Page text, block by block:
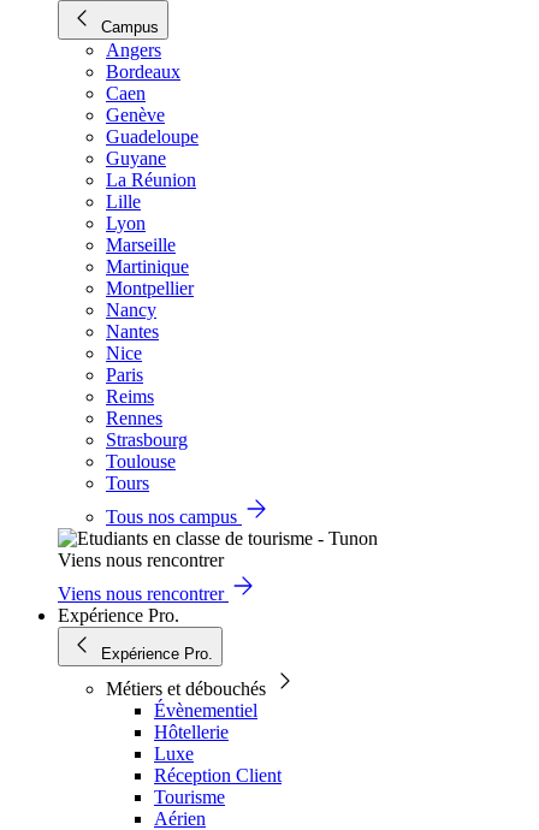
Campus
Angers
Bordeaux
Caen
Genève
Guadeloupe
Guyane
La Réunion
Lille
Lyon
Marseille
Martinique
Montpellier
Nancy
Nantes
Nice
Paris
Reims
Rennes
Strasbourg
Toulouse
Tours
Tous nos campus
Viens nous rencontrer
Viens nous rencontrer
Expérience Pro.
Expérience Pro.
Métiers et débouchés
Évènementiel
Hôtellerie
Luxe
Réception Client
Tourisme
Aérien